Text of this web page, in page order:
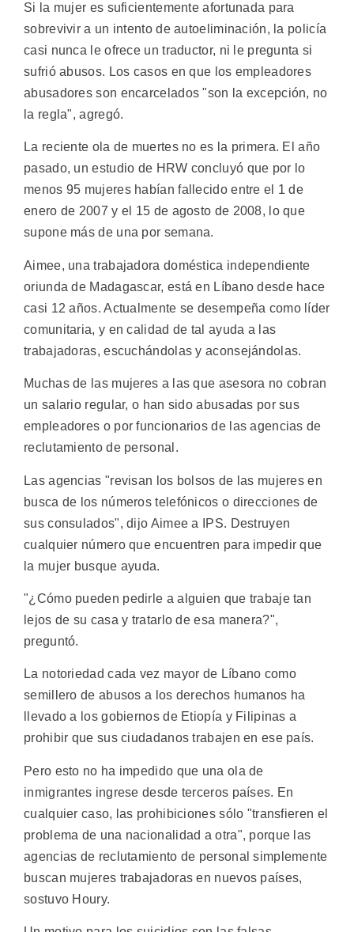
Si la mujer es suficientemente afortunada para
sobrevivir a un intento de autoeliminación, la policía
casi nunca le ofrece un traductor, ni le pregunta si
sufrió abusos. Los casos en que los empleadores
abusadores son encarcelados "son la excepción, no
la regla", agregó.
La reciente ola de muertes no es la primera. El año
pasado, un estudio de HRW concluyó que por lo
menos 95 mujeres habían fallecido entre el 1 de
enero de 2007 y el 15 de agosto de 2008, lo que
supone más de una por semana.
Aimee, una trabajadora doméstica independiente
oriunda de Madagascar, está en Líbano desde hace
casi 12 años. Actualmente se desempeña como líder
comunitaria, y en calidad de tal ayuda a las
trabajadoras, escuchándolas y aconsejándolas.
Muchas de las mujeres a las que asesora no cobran
un salario regular, o han sido abusadas por sus
empleadores o por funcionarios de las agencias de
reclutamiento de personal.
Las agencias "revisan los bolsos de las mujeres en
busca de los números telefónicos o direcciones de
sus consulados", dijo Aimee a IPS. Destruyen
cualquier número que encuentren para impedir que
la mujer busque ayuda.
"¿Cómo pueden pedirle a alguien que trabaje tan
lejos de su casa y tratarlo de esa manera?",
preguntó.
La notoriedad cada vez mayor de Líbano como
semillero de abusos a los derechos humanos ha
llevado a los gobiernos de Etiopía y Filipinas a
prohibir que sus ciudadanos trabajen en ese país.
Pero esto no ha impedido que una ola de
inmigrantes ingrese desde terceros países. En
cualquier caso, las prohibiciones sólo "transfieren el
problema de una nacionalidad a otra", porque las
agencias de reclutamiento de personal simplemente
buscan mujeres trabajadoras en nuevos países,
sostuvo Houry.